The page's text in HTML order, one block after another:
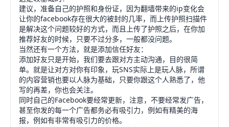
建议，准备自己的护照和身份证，因为翻墙带来的ip变化会
让你的facebook存在很大的被封的几率，而上传护照扫描件
是解决这个问题较好的方式，而且上传了护照之后，在你加
推荐好友的时候，只要不过分多，一般都没问题。
当然还有一个方法，就是添加信任好友：
添加好友只是开始，我们要去跟对方主动沟通，目的很简
单。就是让对方对你有印象，玩SNS实际上是玩人脉，所谓
的内容营销也要以人脉为基础，只要你跟这个人熟悉了，他
写的再差，你也会关注。
同时自己的Facebook要经常更新，注意，不要经常发广告，
甚至你发的每一个广告都务必有吸引力，例如有精美的海
报，例如有非常有吸引力的价格。